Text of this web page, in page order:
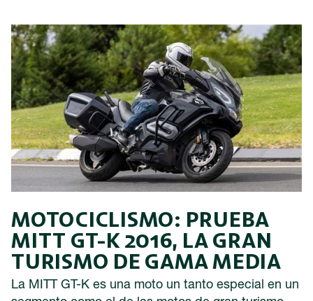
MOTOCICLISMO: PRUEBA
MITT GT-K 2016, LA GRAN
TURISMO DE GAMA MEDIA
La MITT GT-K es una moto un tanto especial en un